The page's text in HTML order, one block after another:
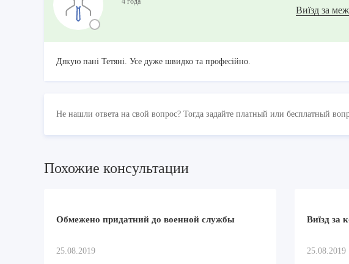
Виїзд за
Дякую пані Тетяні. Усе дуже швидко та професійно.
Не нашли ответа на свой вопрос? Тогда задайте платный или бесплатный
Похожие консультации
Обмежено придатний до военной службы
25.08.2019
Виїзд за
25.08.2019